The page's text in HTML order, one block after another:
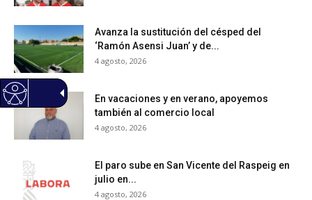
Avanza la sustitución del césped del
‘Ramón Asensi Juan’ y de...
4 agosto, 2026
En vacaciones y en verano, apoyemos
también al comercio local
4 agosto, 2026
El paro sube en San Vicente del Raspeig en
julio en...
4 agosto, 2026